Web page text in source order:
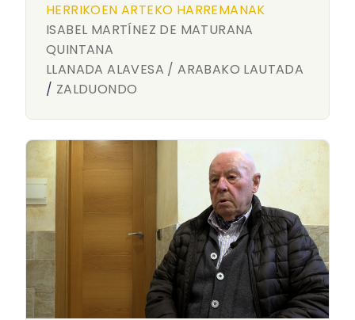
HERRIKOEN ARTEKO HARREMANAK
ISABEL MARTÍNEZ DE MATURANA
QUINTANA
LLANADA ALAVESA / ARABAKO LAUTADA
/ ZALDUONDO